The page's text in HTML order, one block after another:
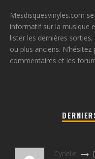
Mesdisquesvinyles.com
informatif sur la musique
lister les dernières
ou plus anciens.
commentaires et les
Cyrielle